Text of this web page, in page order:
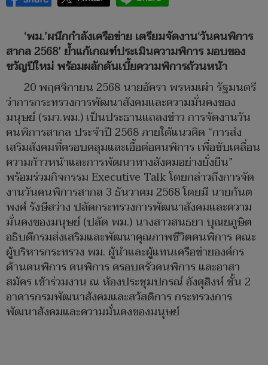
‘พม.’ผนึกกำลังเครือข่าย เตรียมจัดงาน‘วันคนพิการ
สากล 2568’ ย้ำแก้เกณฑ์ประเมินความพิการ มอบของ
ขวัญปีใหม่ พร้อมผลักดันเบี้ยความพิการถ้วนหน้า
20 พฤศจิกายน 2568 นายอัครา พรหมเผ่า รัฐมนตรี
ว่าการกระทรวงการพัฒนาสังคมและความมั่นคงของ
มนุษย์ (รมว.พม.) เป็นประธานแถลงข่าว การจัดงานวัน
คนพิการสากล ประจำปี 2568 ภายใต้แนวคิด “การส่ง
เสริมสังคมที่ครอบคลุมและเอื้อต่อคนพิการ เพื่อขับเคลื่อน
ความก้าวหน้าและการพัฒนาทางสังคมอย่างยั่งยืน”
พร้อมร่วมกิจกรรม Executive Talk โดยกล่าวถึงการจัด
งานวันคนพิการสากล 3 ธันวาคม 2568 โดยมี นายกันต
พงศ์ รังษีสว่าง ปลัดกระทรวงการพัฒนาสังคมและความ
มั่นคงของมนุษย์ (ปลัด พม.) นางสาวสนธยา บุณยภูษิต
อธิบดีกรมส่งเสริมและพัฒนาคุณภาพชีวิตคนพิการ คณะ
ผู้บริหารกระทรวง พม. ผู้นำและผู้แทนเครือข่ายองค์กร
ด้านคนพิการ คนพิการ ครอบครัวคนพิการ และอาสา
สมัคร เข้าร่วมงาน ณ ห้องประชุมปกรณ์ อังศุสิงห์ ชั้น 2
อาคารกรมพัฒนาสังคมและสวัสดิการ กระทรวงการ
พัฒนาสังคมและความมั่นคงของมนุษย์